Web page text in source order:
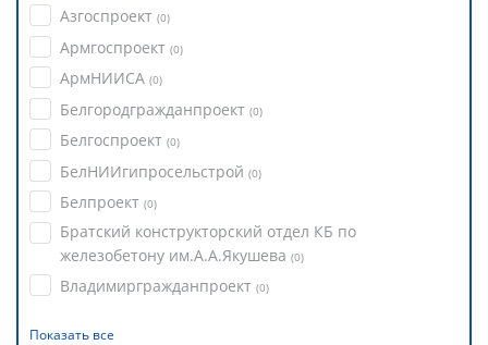
Азгоспроект (0)
Армгоспроект (0)
АрмНИИСА (0)
Белгородгражданпроект (0)
Белгоспроект (0)
БелНИИгипросельстрой (0)
Белпроект (0)
Братский конструкторский отдел КБ по
железобетону им.А.А.Якушева (0)
Владимиргражданпроект (0)
Показать все